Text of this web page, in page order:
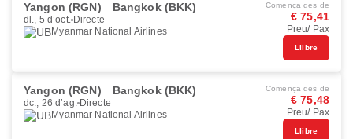
Yangon (RGN) Bangkok (BKK)
dl., 5 d’oct. Directe
Myanmar National Airlines
Comença des de
€ 75,41
Preu/ Pax
Llibre
Yangon (RGN) Bangkok (BKK)
dc., 26 d’ag. Directe
Myanmar National Airlines
Comença des de
€ 75,48
Preu/ Pax
Llibre